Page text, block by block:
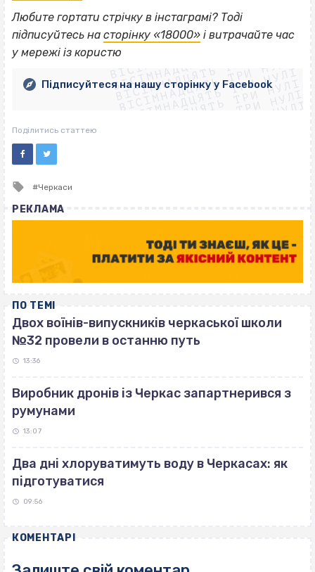
Любите гортати стрічку в інстаграмі? Тоді
підписуйтесь на сторінку «18000» і витрачайте час
у мережі із користюВІСІМНАДЦЯТЬ ТРИ НУЛІ
ВІСІМНАДЦЯТЬ ТРИ НУЛІ
ВІСІМНАДЦЯТЬ ТРИ НУЛІ
ВІСІМНАДЦЯТЬ ТРИ НУЛІ
ВІСІМНАДЦЯТЬ ТРИ НУЛІ
ВІСІМНАДЦЯТЬ ТРИ НУЛІ
ВІСІМНАДЦЯТЬ ТРИ НУЛІ
ВІСІМНАДЦЯТЬ ТРИ НУЛІ
Підписуйтеся на нашу сторінку у Facebook
Поділитись статтею
Tagged
Черкаси
РЕКЛАМА
ПО ТЕМІ
Двох воїнів-випускників черкаської школи
№32 провели в останню путь
13:36
Виробник дронів із Черкас запартнерився з
румунами
13:07
Два дні хлоруватимуть воду в Черкасах: як
підготуватися
09:56
КОМЕНТАРІ